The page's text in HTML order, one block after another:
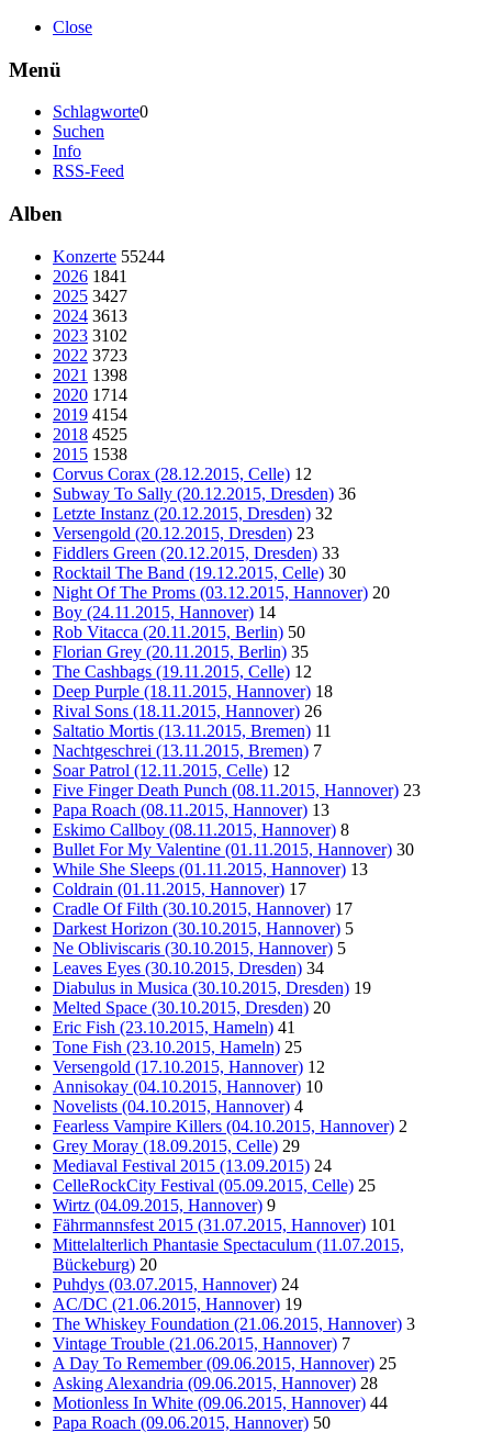
Close
Menü
Schlagworte0
Suchen
Info
RSS-Feed
Alben
Konzerte 55244
2026 1841
2025 3427
2024 3613
2023 3102
2022 3723
2021 1398
2020 1714
2019 4154
2018 4525
2015 1538
Corvus Corax (28.12.2015, Celle) 12
Subway To Sally (20.12.2015, Dresden) 36
Letzte Instanz (20.12.2015, Dresden) 32
Versengold (20.12.2015, Dresden) 23
Fiddlers Green (20.12.2015, Dresden) 33
Rocktail The Band (19.12.2015, Celle) 30
Night Of The Proms (03.12.2015, Hannover) 20
Boy (24.11.2015, Hannover) 14
Rob Vitacca (20.11.2015, Berlin) 50
Florian Grey (20.11.2015, Berlin) 35
The Cashbags (19.11.2015, Celle) 12
Deep Purple (18.11.2015, Hannover) 18
Rival Sons (18.11.2015, Hannover) 26
Saltatio Mortis (13.11.2015, Bremen) 11
Nachtgeschrei (13.11.2015, Bremen) 7
Soar Patrol (12.11.2015, Celle) 12
Five Finger Death Punch (08.11.2015, Hannover) 23
Papa Roach (08.11.2015, Hannover) 13
Eskimo Callboy (08.11.2015, Hannover) 8
Bullet For My Valentine (01.11.2015, Hannover) 30
While She Sleeps (01.11.2015, Hannover) 13
Coldrain (01.11.2015, Hannover) 17
Cradle Of Filth (30.10.2015, Hannover) 17
Darkest Horizon (30.10.2015, Hannover) 5
Ne Obliviscaris (30.10.2015, Hannover) 5
Leaves Eyes (30.10.2015, Dresden) 34
Diabulus in Musica (30.10.2015, Dresden) 19
Melted Space (30.10.2015, Dresden) 20
Eric Fish (23.10.2015, Hameln) 41
Tone Fish (23.10.2015, Hameln) 25
Versengold (17.10.2015, Hannover) 12
Annisokay (04.10.2015, Hannover) 10
Novelists (04.10.2015, Hannover) 4
Fearless Vampire Killers (04.10.2015, Hannover) 2
Grey Moray (18.09.2015, Celle) 29
Mediaval Festival 2015 (13.09.2015) 24
CelleRockCity Festival (05.09.2015, Celle) 25
Wirtz (04.09.2015, Hannover) 9
Fährmannsfest 2015 (31.07.2015, Hannover) 101
Mittelalterlich Phantasie Spectaculum (11.07.2015,
Bückeburg) 20
Puhdys (03.07.2015, Hannover) 24
AC/DC (21.06.2015, Hannover) 19
The Whiskey Foundation (21.06.2015, Hannover) 3
Vintage Trouble (21.06.2015, Hannover) 7
A Day To Remember (09.06.2015, Hannover) 25
Asking Alexandria (09.06.2015, Hannover) 28
Motionless In White (09.06.2015, Hannover) 44
Papa Roach (09.06.2015, Hannover) 50